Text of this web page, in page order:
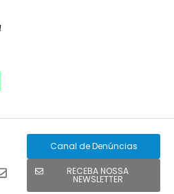
Canal de Denúncias
RECEBA NOSSA
NEWSLETTER